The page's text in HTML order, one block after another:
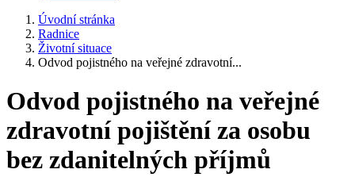
Úvodní stránka
Radnice
Životní situace
Odvod pojistného na veřejné zdravotní...
Odvod pojistného na veřejné
zdravotní pojištění za osobu
bez zdanitelných příjmů